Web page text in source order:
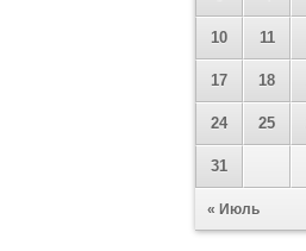
10 11
17 18
24 25
31
« Июль